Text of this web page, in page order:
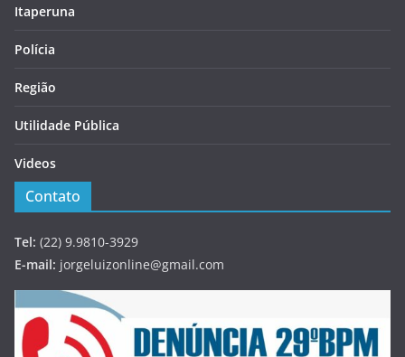
Itaperuna
Polícia
Região
Utilidade Pública
Videos
Contato
Tel: (22) 9.9810-3929
E-mail: jorgeluizonline@gmail.com